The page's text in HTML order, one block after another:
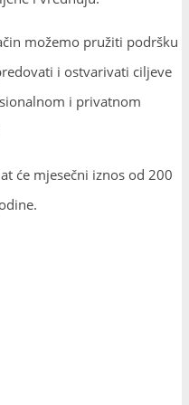
možemo pružiti podršku
i ostvarivati ciljeve
i privatnom
će mjesečni iznos od 200